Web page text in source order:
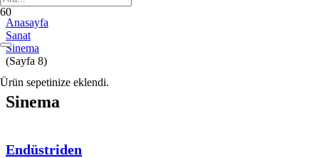
Ürün sepetinize eklendi.
Anasayfa
Sanat
Sinema
(Sayfa 8)
Sinema
Endüstriden